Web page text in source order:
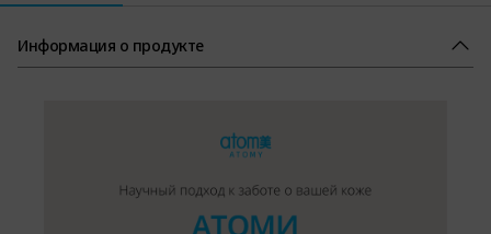
Информация о продукте